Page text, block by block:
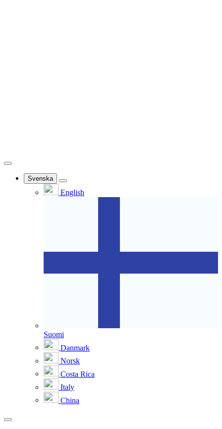
Svenska
English
Suomi
Danmark
Norsk
Costa Rica
Italy
China